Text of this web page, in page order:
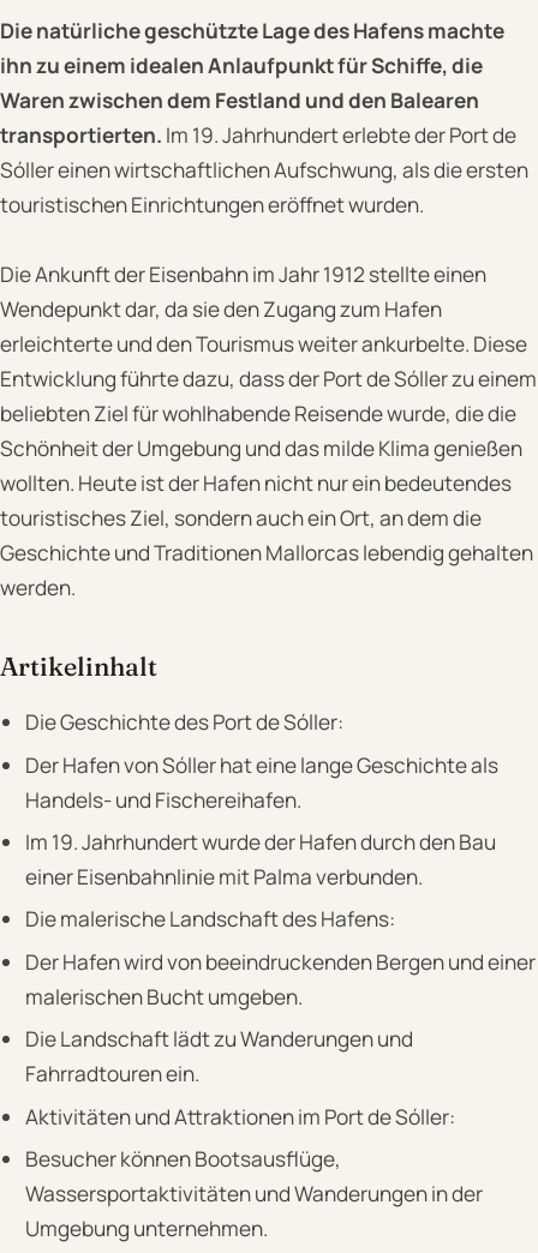
Die natürliche geschützte Lage des Hafens machte
ihn zu einem idealen Anlaufpunkt für Schiffe, die
Waren zwischen dem Festland und den Balearen
transportierten. Im 19. Jahrhundert erlebte der Port de
Sóller einen wirtschaftlichen Aufschwung, als die ersten
touristischen Einrichtungen eröffnet wurden.
Die Ankunft der Eisenbahn im Jahr 1912 stellte einen
Wendepunkt dar, da sie den Zugang zum Hafen
erleichterte und den Tourismus weiter ankurbelte. Diese
Entwicklung führte dazu, dass der Port de Sóller zu einem
beliebten Ziel für wohlhabende Reisende wurde, die die
Schönheit der Umgebung und das milde Klima genießen
wollten. Heute ist der Hafen nicht nur ein bedeutendes
touristisches Ziel, sondern auch ein Ort, an dem die
Geschichte und Traditionen Mallorcas lebendig gehalten
werden.
Artikelinhalt
Die Geschichte des Port de Sóller:
Der Hafen von Sóller hat eine lange Geschichte als
Handels- und Fischereihafen.
Im 19. Jahrhundert wurde der Hafen durch den Bau
einer Eisenbahnlinie mit Palma verbunden.
Die malerische Landschaft des Hafens:
Der Hafen wird von beeindruckenden Bergen und einer
malerischen Bucht umgeben.
Die Landschaft lädt zu Wanderungen und
Fahrradtouren ein.
Aktivitäten und Attraktionen im Port de Sóller:
Besucher können Bootsausflüge,
Wassersportaktivitäten und Wanderungen in der
Umgebung unternehmen.